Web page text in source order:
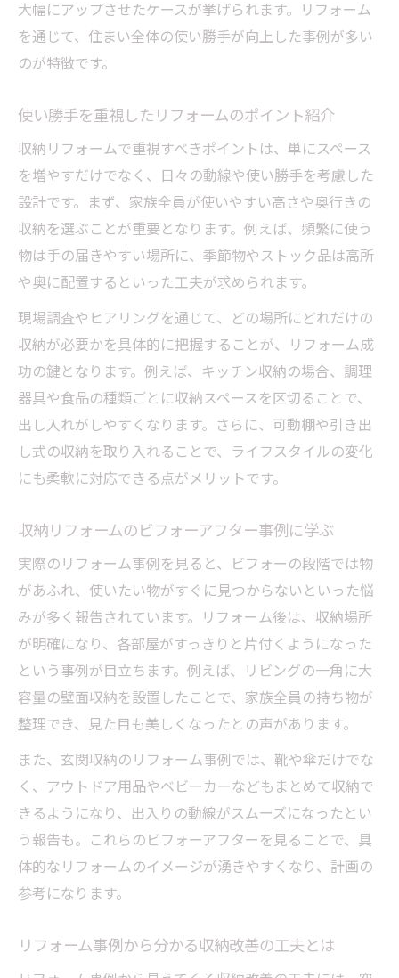
大幅にアップさせたケースが挙げられます。リフォーム
を通じて、住まい全体の使い勝手が向上した事例が多い
のが特徴です。
使い勝手を重視したリフォームのポイント紹介
収納リフォームで重視すべきポイントは、単にスペース
を増やすだけでなく、日々の動線や使い勝手を考慮した
設計です。まず、家族全員が使いやすい高さや奥行きの
収納を選ぶことが重要となります。例えば、頻繁に使う
物は手の届きやすい場所に、季節物やストック品は高所
や奥に配置するといった工夫が求められます。
現場調査やヒアリングを通じて、どの場所にどれだけの
収納が必要かを具体的に把握することが、リフォーム成
功の鍵となります。例えば、キッチン収納の場合、調理
器具や食品の種類ごとに収納スペースを区切ることで、
出し入れがしやすくなります。さらに、可動棚や引き出
し式の収納を取り入れることで、ライフスタイルの変化
にも柔軟に対応できる点がメリットです。
収納リフォームのビフォーアフター事例に学ぶ
実際のリフォーム事例を見ると、ビフォーの段階では物
があふれ、使いたい物がすぐに見つからないといった悩
みが多く報告されています。リフォーム後は、収納場所
が明確になり、各部屋がすっきりと片付くようになった
という事例が目立ちます。例えば、リビングの一角に大
容量の壁面収納を設置したことで、家族全員の持ち物が
整理でき、見た目も美しくなったとの声があります。
また、玄関収納のリフォーム事例では、靴や傘だけでな
く、アウトドア用品やベビーカーなどもまとめて収納で
きるようになり、出入りの動線がスムーズになったとい
う報告も。これらのビフォーアフターを見ることで、具
体的なリフォームのイメージが湧きやすくなり、計画の
参考になります。
リフォーム事例から分かる収納改善の工夫とは